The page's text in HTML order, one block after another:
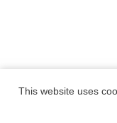
This website uses